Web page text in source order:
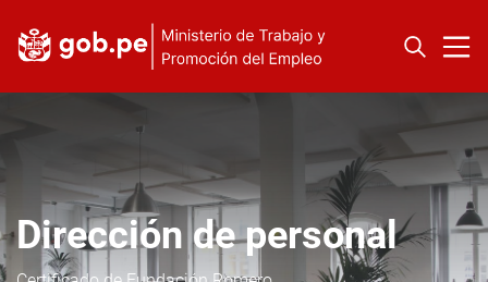
Dirección de personal